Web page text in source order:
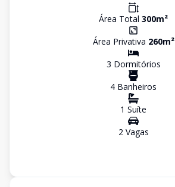
Área Total 300m²
Área Privativa 260m²
3 Dormitórios
4 Banheiros
1 Suíte
2Vagas